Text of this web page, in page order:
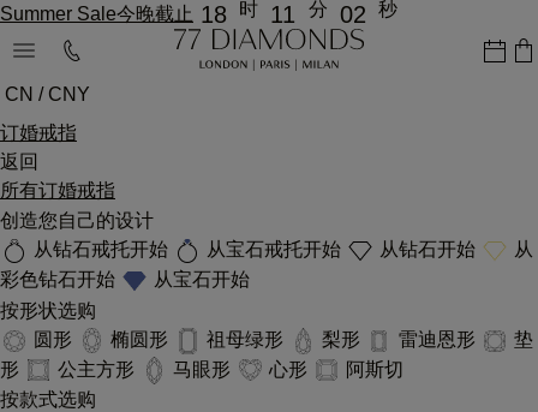
Summer Sale今晚截止 18 时 11 分 02 秒
CN / CNY
订婚戒指
返回
所有订婚戒指
创造您自己的设计
从钻石戒托开始
从宝石戒托开始 从钻石开始
从
彩色钻石开始
从宝石开始
按形状选购
圆形
椭圆形 祖母绿形 梨形 雷迪恩形
垫
形
公主方形 马眼形 心形
阿斯切
按款式选购